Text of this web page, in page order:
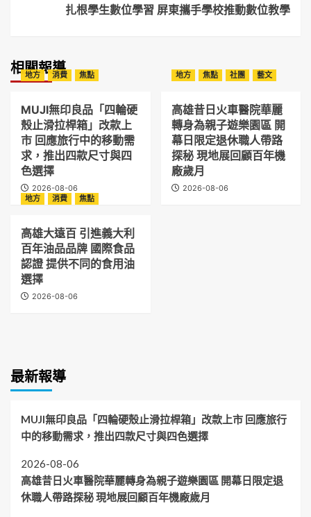
扎根學生數位學習 屏東攜手學校推動數位教學
相關報導
地方 消費 焦點
MUJI無印良品「四輪硬
殼止滑拉桿箱」改款上
市 回應旅行中的移動需
求，推出四款尺寸與四
色選擇
2026-08-06
地方 焦點 社團 藝文
高雄昔日火車醫院華麗
轉身為親子遊樂園區 開
幕日限定退休職人帶路
探秘 現地展回顧百年機
廠歲月
2026-08-06
地方
消費 焦點
高雄大遠百 引進義大利
百年油品品牌 國際食品
認證 提供不同的食用油
選擇
2026-08-06
最新報導
MUJI無印良品「四輪硬殼止滑拉桿箱」改款上市 回應旅行
中的移動需求，推出四款尺寸與四色選擇
2026-08-06
高雄昔日火車醫院華麗轉身為親子遊樂園區 開幕日限定退
休職人帶路探秘 現地展回顧百年機廠歲月